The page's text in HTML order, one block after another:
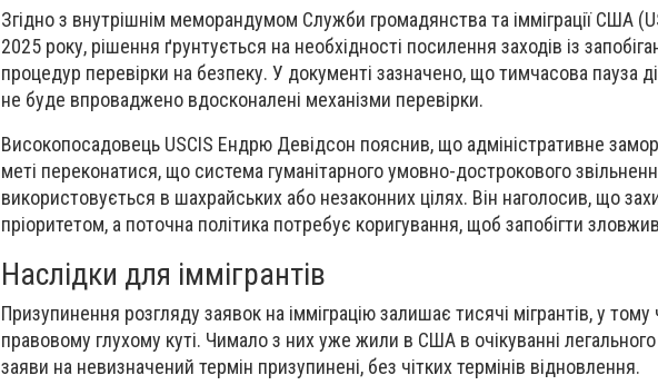
Згідно з внутрішнім меморандумом Служби громадянства та імміграції США
2025 року, рішення ґрунтується на необхідності посилення заходів із
процедур перевірки на безпеку. У документі зазначено, що тимчасова пауза
не буде впроваджено вдосконалені механізми перевірки.
Високопосадовець USCIS Ендрю Девідсон пояснив, що адміністративне
меті переконатися, що система гуманітарного умовно-дострокового
використовується в шахрайських або незаконних цілях. Він наголосив, що
пріоритетом, а поточна політика потребує коригування, щоб запобігти
Наслідки для іммігрантів
Призупинення розгляду заявок на імміграцію залишає тисячі мігрантів, у тому
правовому глухому куті. Чимало з них уже жили в США в очікуванні легального
заяви на невизначений термін призупинені, без чітких термінів відновлення.